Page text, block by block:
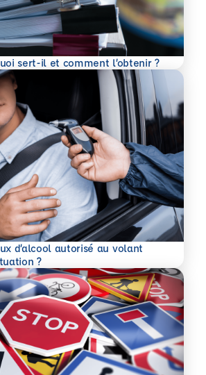
sert-il et comment l’obtenir ?
d’alcool autorisé au volant
?